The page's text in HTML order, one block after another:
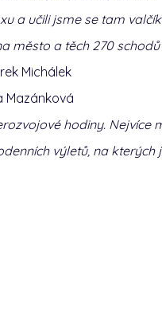
a učili jsme se tam valčík
město a těch 270
Michálek
Mazánková
hodiny. Nejvíce
výletů, na